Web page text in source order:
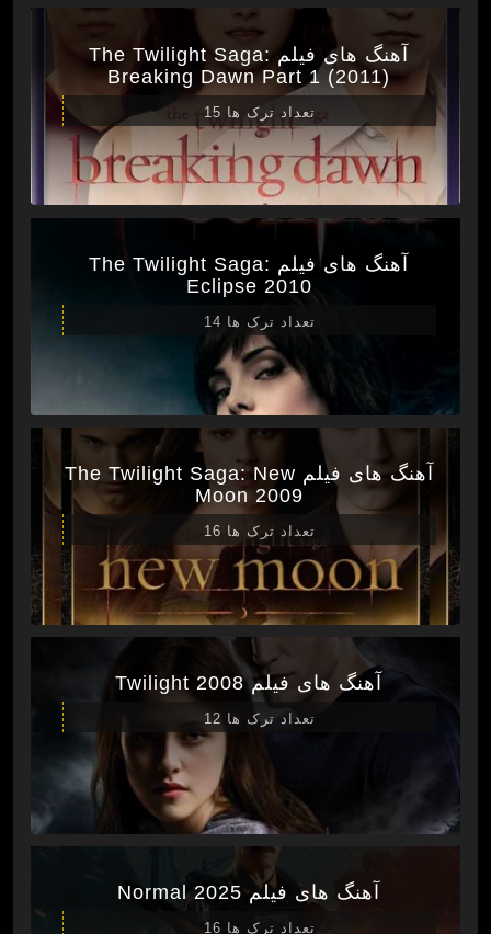
آهنگ های فیلم The Twilight Saga:
Breaking Dawn Part 1 (2011)
تعداد ترک ها 15
آهنگ های فیلم The Twilight Saga:
Eclipse 2010
تعداد ترک ها 14
آهنگ های فیلم The Twilight Saga: New
Moon 2009
تعداد ترک ها 16
آهنگ های فیلم Twilight 2008
تعداد ترک ها 12
آهنگ های فیلم Normal 2025
تعداد ترک ها 16